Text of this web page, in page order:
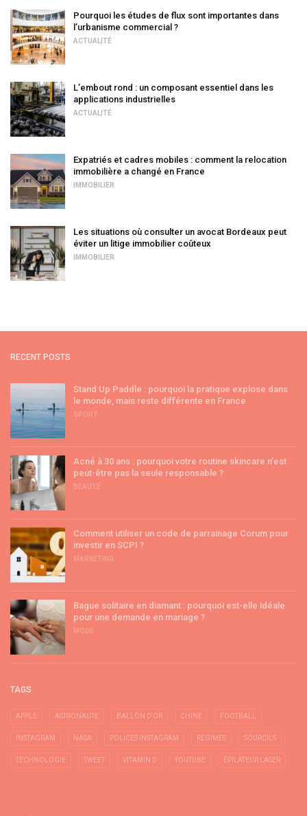
Pourquoi les études de flux sont importantes dans
l’urbanisme commercial ?
ACTUALITÉ
L’embout rond : un composant essentiel dans les
applications industrielles
ACTUALITÉ
Expatriés et cadres mobiles : comment la relocation
immobilière a changé en France
IMMOBILIER
Les situations où consulter un avocat Bordeaux peut
éviter un litige immobilier coûteux
IMMOBILIER
RECENT POSTS
Stand Up Paddle : pourquoi la pratique explose dans
le monde, mais reste différente en France
SPORT
Acné à 30 ans : pourquoi votre routine skincare n’est
peut-être pas la seule responsable ?
BEAUTÉ
Comment utiliser un code de parrainage Corum pour
investir en SCPI ?
MARKETING
Bague solitaire en diamant : pourquoi est-elle idéale
pour une demande en mariage ?
MODE
TAGS
APPLE ASTRONAUTE BALLON D'OR CHINE FOOTBALL
INSTAGRAM NASA POLICES INSTAGRAM RÉGIMES SOURCILS
TECHNOLOGIE TWEET VITAMIN D YOUTUBE ÉPILATEUR LASER